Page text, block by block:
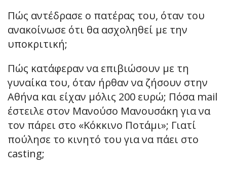
Πώς αντέδρασε ο πατέρας του, όταν του
ανακοίνωσε ότι θα ασχοληθεί με την
υποκριτική;
Πώς κατάφεραν να επιβιώσουν με τη
γυναίκα του, όταν ήρθαν να ζήσουν στην
Αθήνα και είχαν μόλις 200 ευρώ; Πόσα mail
έστειλε στον Μανούσο Μανουσάκη για να
τον πάρει στο «Κόκκινο Ποτάμι»; Γιατί
πούλησε το κινητό του για να πάει στο
casting;